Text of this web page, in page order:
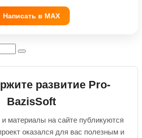
Написать в MAX
развитие Pro-
BazisSoft
и материалы на сайте публикуются
оказался для вас полезным и